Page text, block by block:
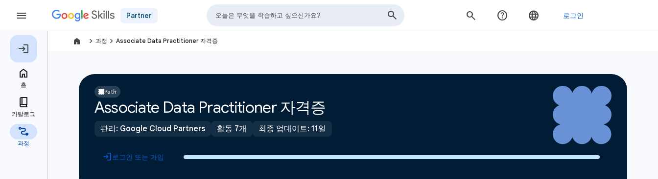
Partner
navigate_next 과정 navigate_next Associate Data Practitioner 자격증
Path
Associate Data Practitioner 자격증
관리: Google Cloud Partners 활동 7개 최종 업데이트: 11일
로그인 또는 가입